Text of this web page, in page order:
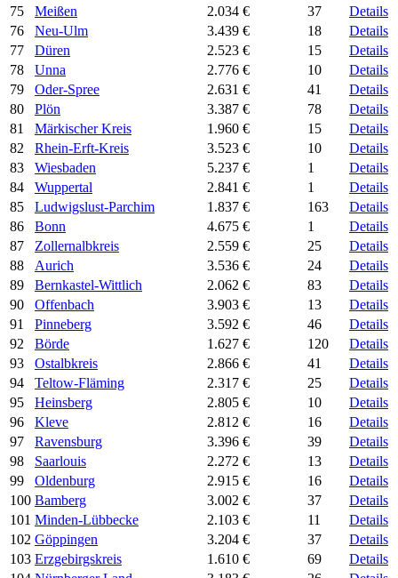
75 Meißen 2.034 € 37
Details
76
Neu-Ulm 3.439 € 18
Details
77
Düren 2.523 € 15
Details
78
Unna 2.776 € 10
Details
79
Oder-Spree 2.631 € 41
Details
80
Plön 3.387 € 78
Details
81
Märkischer Kreis 1.960 € 15
Details
82
Rhein-Erft-Kreis 3.523 € 10
Details
83
Wiesbaden 5.237 € 1
Details
84
Wuppertal 2.841 € 1
Details
85
Ludwigslust-Parchim 1.837 € 163
Details
86
Bonn 4.675 € 1
Details
87
Zollernalbkreis 2.559 € 25
Details
88
Aurich 3.536 € 24
Details
89
Bernkastel-Wittlich 2.062 € 83
Details
90
Offenbach 3.903 € 13
Details
91
Pinneberg 3.592 € 46
Details
92
Börde 1.627 € 120
Details
93
Ostalbkreis 2.866 € 41
Details
94
Teltow-Fläming 2.317 € 25
Details
95
Heinsberg 2.805 € 10
Details
96
Kleve 2.812 € 16
Details
97
Ravensburg 3.396 € 39
Details
98
Saarlouis 2.272 € 13
Details
99
Oldenburg 2.915 € 16
Details
100 Bamberg 3.002 € 37
Details
101 Minden-Lübbecke 2.103 € 11
Details
102 Göppingen 3.204 € 37
Details
103 Erzgebirgskreis 1.610 € 69
Details